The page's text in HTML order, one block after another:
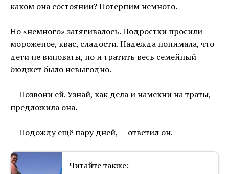
каком она состоянии? Потерпим немного.
Но «немного» затягивалось. Подростки просили
мороженое, квас, сладости. Надежда понимала, что
дети не виноваты, но и тратить весь семейный
бюджет было невыгодно.
— Позвони ей. Узнай, как дела и намекни на траты, —
предложила она.
— Подожду ещё пару дней, — ответил он.
Читайте также: